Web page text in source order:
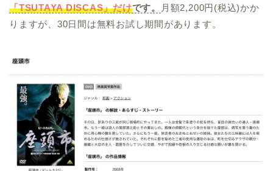
「TSUTAYA DISCAS」だけです。
月額2,200円(税込)かか
りますが、30日間は無料お試し期間があります。